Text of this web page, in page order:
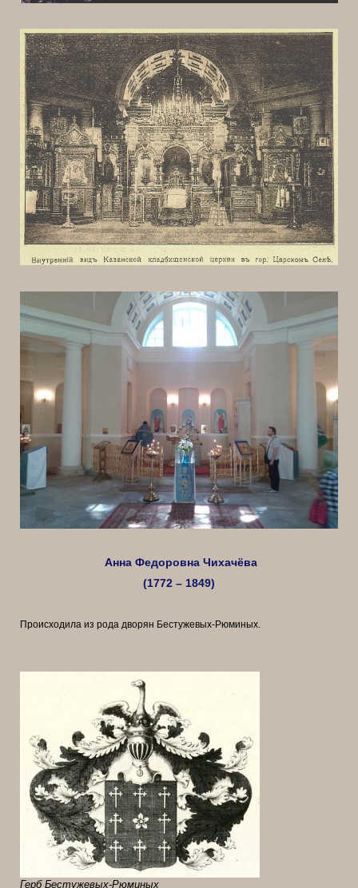
Анна Федоровна Чихачёва
(1772 – 1849)
Происходила из рода дворян Бестужевых-Рюминых.
Герб Бестужевых-Рюминых